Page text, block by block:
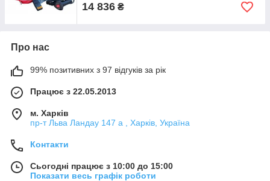
14 836 ₴
Про нас
99% позитивних з 97 відгуків за рік
Працює з 22.05.2013
м. Харків
пр-т Льва Ландау 147 а , Харків, Україна
Контакти
Сьогодні працює з 10:00 до 15:00
Показати весь графік роботи